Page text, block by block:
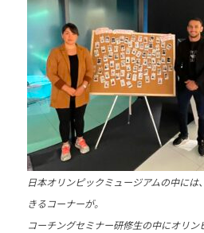
日本オリンピックミュージアムの中には
きるコーナーが。
コーチングセミナー研修生の中にオリン